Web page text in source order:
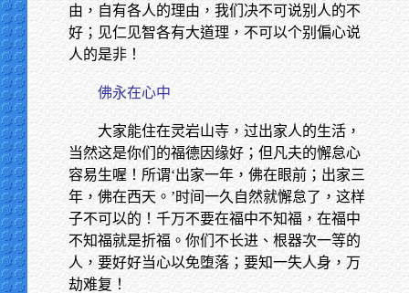
由，自有各人的理由，我们决不可说别人的不
好；见仁见智各有大道理，不可以个别偏心说
人的是非！
佛永在心中
大家能住在灵岩山寺，过出家人的生活，
当然这是你们的福德因缘好；但凡夫的懈怠心
容易生喔！所谓‘出家一年，佛在眼前；出家三
年，佛在西天。’时间一久自然就懈怠了，这样
子不可以的！千万不要在福中不知福，在福中
不知福就是折福。你们不长进、根器次一等的
人，要好好当心以免堕落；要知一失人身，万
劫难复！